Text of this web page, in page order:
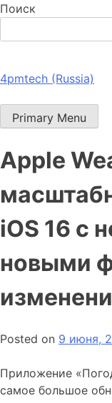
4pmtech (Russia)
Primary Menu
Apple
iOS 16 с
новыми
Posted on 9 июня,
Приложение
самое большое
Поиск